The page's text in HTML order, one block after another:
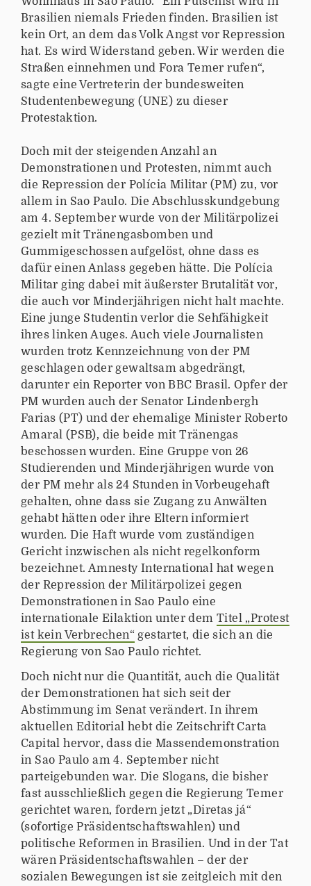
Brasilien niemals Frieden finden. Brasilien ist
kein Ort, an dem das Volk Angst vor Repression
hat. Es wird Widerstand geben. Wir werden die
Straßen einnehmen und Fora Temer rufen“,
sagte eine Vertreterin der bundesweiten
Studentenbewegung (UNE) zu dieser
Protestaktion.
Doch mit der steigenden Anzahl an
Demonstrationen und Protesten, nimmt auch
die Repression der Polícia Militar (PM) zu, vor
allem in Sao Paulo. Die Abschlusskundgebung
am 4. September wurde von der Militärpolizei
gezielt mit Tränengasbomben und
Gummigeschossen aufgelöst, ohne dass es
dafür einen Anlass gegeben hätte. Die Polícia
Militar ging dabei mit äußerster Brutalität vor,
die auch vor Minderjährigen nicht halt machte.
Eine junge Studentin verlor die Sehfähigkeit
ihres linken Auges. Auch viele Journalisten
wurden trotz Kennzeichnung von der PM
geschlagen oder gewaltsam abgedrängt,
darunter ein Reporter von BBC Brasil. Opfer der
PM wurden auch der Senator Lindenbergh
Farias (PT) und der ehemalige Minister Roberto
Amaral (PSB), die beide mit Tränengas
beschossen wurden. Eine Gruppe von 26
Studierenden und Minderjährigen wurde von
der PM mehr als 24 Stunden in Vorbeugehaft
gehalten, ohne dass sie Zugang zu Anwälten
gehabt hätten oder ihre Eltern informiert
wurden. Die Haft wurde vom zuständigen
Gericht inzwischen als nicht regelkonform
bezeichnet. Amnesty International hat wegen
der Repression der Militärpolizei gegen
Demonstrationen in Sao Paulo eine
internationale Eilaktion unter dem Titel „Protest
ist kein Verbrechen“ gestartet, die sich an die
Regierung von Sao Paulo richtet.
Doch nicht nur die Quantität, auch die Qualität
der Demonstrationen hat sich seit der
Abstimmung im Senat verändert. In ihrem
aktuellen Editorial hebt die Zeitschrift Carta
Capital hervor, dass die Massendemonstration
in Sao Paulo am 4. September nicht
parteigebunden war. Die Slogans, die bisher
fast ausschließlich gegen die Regierung Temer
gerichtet waren, fordern jetzt „Diretas já“
(sofortige Präsidentschaftswahlen) und
politische Reformen in Brasilien. Und in der Tat
wären Präsidentschaftswahlen – der der
sozialen Bewegungen ist sie zeitgleich mit den